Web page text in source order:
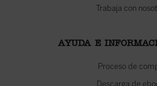
Trabaja con
AYUDA E
Proceso de
Descarga de